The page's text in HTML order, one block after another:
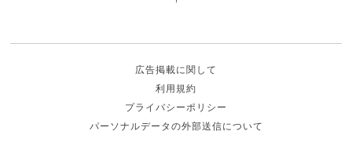
広告掲載に関して
利用規約
プライバシーポリシー
パーソナルデータの外部送信について